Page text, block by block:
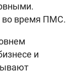
во время ПМС.
и